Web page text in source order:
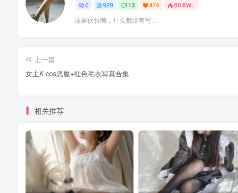
0 929 13 474 60.8W+
这家伙很懒，什么都没有写...
上一篇
女主K cos恶魔+红色毛衣写真合集
相关推荐